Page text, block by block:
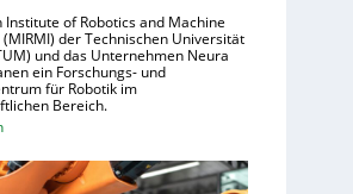
c
h
n
e
l
l
e
u
s
t
r
i
e
l
Institute of Robotics and Machine
der Technischen Universität
und das Unternehmen Neura
ein Forschungs- und
für Robotik im
Bereich.
:
i